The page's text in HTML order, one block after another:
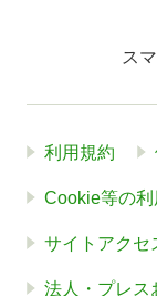
ス
利用規約
Cookie等の
サイトアクセ
法人・プレス